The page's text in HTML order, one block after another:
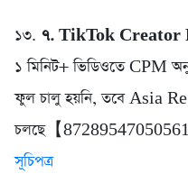
১৩. ৭. TikTok
১ মিনিট+ ভিডিওতে CPM
ফুল চালু হয়নি, তবে Asia
চলছে【
সূচিপত্র